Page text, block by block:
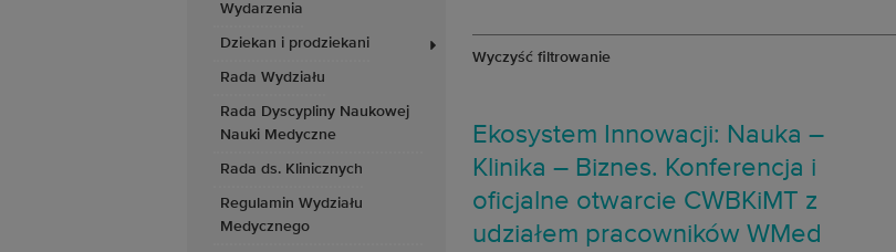
Wydarzenia
Dziekan i prodziekani
Rada Wydziału
Rada Dyscypliny Naukowej
Nauki Medyczne
Rada ds. Klinicznych
Regulamin Wydziału
Medycznego
Wyczyść filtrowanie
Ekosystem Innowacji: Nauka –
Klinika – Biznes. Konferencja i
oficjalne otwarcie CWBKiMT z
udziałem pracowników WMed